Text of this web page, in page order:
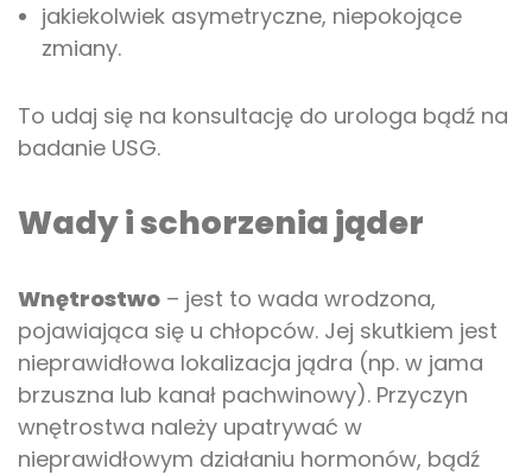
jakiekolwiek asymetryczne, niepokojące
zmiany.
To udaj się na konsultację do urologa bądź na
badanie USG.
Wady i schorzenia jąder
Wnętrostwo – jest to wada wrodzona,
pojawiająca się u chłopców. Jej skutkiem jest
nieprawidłowa lokalizacja jądra (np. w jama
brzuszna lub kanał pachwinowy). Przyczyn
wnętrostwa należy upatrywać w
nieprawidłowym działaniu hormonów, bądź